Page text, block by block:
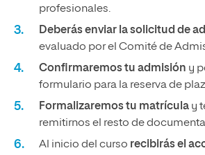
profesionales.
Deberás enviar la solicitud de
evaluado por el Comité de
Confirmaremos tu admisión y
formulario para la reserva de
Formalizaremos tu matrícula y
remitirnos el resto de
Al inicio del curso recibirás el